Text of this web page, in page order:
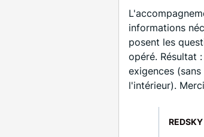
informations
posent les
opéré. Résultat
exigences
l'intérieur).